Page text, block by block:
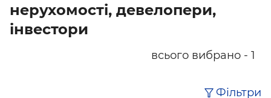
нерухомості, девелопери,
інвестори
всього вибрано - 1
Фільтри